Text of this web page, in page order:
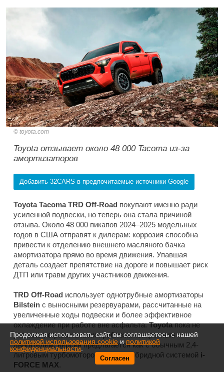
toyota.com
Toyota отзывает около 48 000 Tacoma из-за
амортизаторов
Добавить 32CARS в предпочитаемые источники Google
Toyota Tacoma TRD Off-Road покупают именно ради
усиленной подвески, но теперь она стала причиной
отзыва. Около 48 000 пикапов 2024–2025 модельных
годов в США отправят к дилерам: коррозия способна
привести к отделению внешнего масляного бачка
амортизатора прямо во время движения. Упавшая
деталь создает препятствие на дороге и повышает риск
ДТП или травм других участников движения.
TRD Off-Road использует однотрубные амортизаторы
Bilstein с выносными резервуарами, рассчитанные на
увеличенные ходы подвески и более эффективное
охлаждение при работе вне асфальта.Toyotaпока не
уточняет, ограничена ли проблема конкретным
двигателем: версия предлагается как с обычным 2,4-
литровым турбомотором, так и с гибридной системой i-
FORCE MAX.
Продолжая использовать сайт, вы соглашаетесь с нашей
политикой использования cookie и политикой
конфиденциальности
Согласен